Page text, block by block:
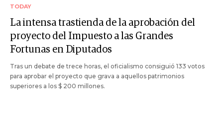
TODAY
La intensa trastienda de la aprobación del
proyecto del Impuesto a las Grandes
Fortunas en Diputados
Tras un debate de trece horas, el oficialismo consiguió 133 votos
para aprobar el proyecto que grava a aquellos patrimonios
superiores a los $ 200 millones.